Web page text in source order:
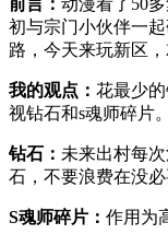
初与宗门小伙伴一
路，今天来玩新区
我的观点： 花最少
视钻石和s魂师碎片。
钻石： 未来出村每
石，不要浪费在没
S魂师碎片： 作用为